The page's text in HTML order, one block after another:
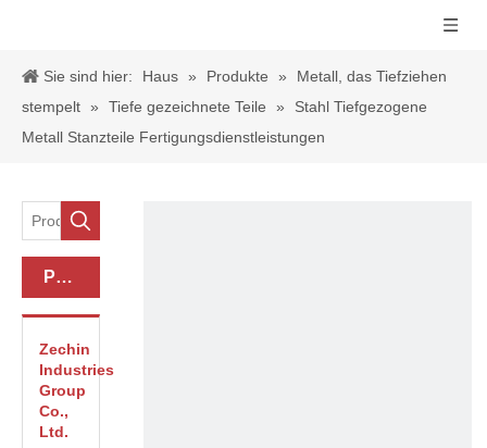
Sie sind hier: Haus » Produkte »
Metall, das Tiefziehen
stempelt » Tiefe gezeichnete Teile »
Stahl Tiefgezogene
Metall Stanzteile Fertigungsdienstleistungen
Produkt-Kategorie
Zechin
Industries
Group
Co.,
Ltd.